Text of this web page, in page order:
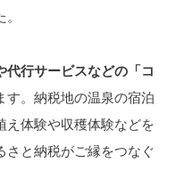
代行サービスなどの「コ
す。納税地の温泉の宿泊
え体験や収穫体験などを
さと納税がご縁をつなぐ